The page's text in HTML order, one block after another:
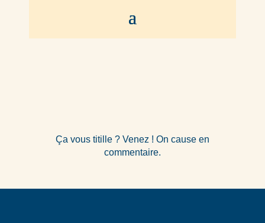
Ça vous titille ? Venez ! On cause en
commentaire.